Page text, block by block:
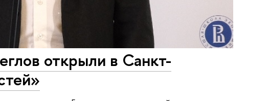
открыли в Санкт-